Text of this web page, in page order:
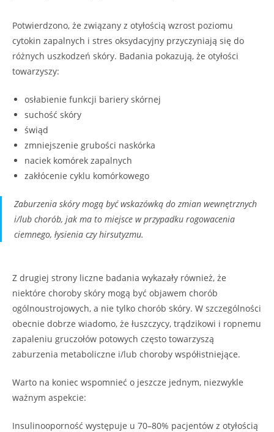
Potwierdzono, że związany z otyłością wzrost poziomu
cytokin zapalnych i stres oksydacyjny przyczyniają się do
różnych uszkodzeń skóry. Badania pokazują, że otyłości
towarzyszy:
osłabienie funkcji bariery skórnej
suchość skóry
świąd
zmniejszenie grubości naskórka
naciek komórek zapalnych
zakłócenie cyklu komórkowego
Zaburzenia skóry mogą być wskazówką do zmian wewnętrznych
i/lub chorób, jak ma to miejsce w przypadku rogowacenia
ciemnego, łysienia czy hirsutyzmu.
Z drugiej strony liczne badania wykazały również, że
niektóre choroby skóry mogą być objawem chorób
ogólnoustrojowych, a nie tylko chorób skóry. W szczególności
obecnie dobrze wiadomo, że łuszczycy, trądzikowi i ropnemu
zapaleniu gruczołów potowych często towarzyszą
zaburzenia metaboliczne i/lub choroby współistniejące.
Warto na koniec wspomnieć o jeszcze jednym, niezwykle
ważnym aspekcie:
Insulinooporność występuje u 70–80% pacjentów z otyłością